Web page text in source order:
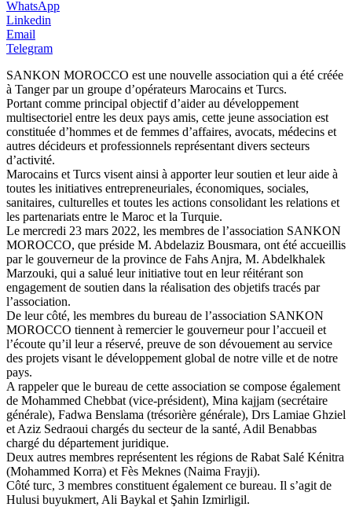
WhatsApp
Linkedin
Email
Telegram
SANKON MOROCCO est une nouvelle association qui a été créée
à Tanger par un groupe d’opérateurs Marocains et Turcs.
Portant comme principal objectif d’aider au développement
multisectoriel entre les deux pays amis, cette jeune association est
constituée d’hommes et de femmes d’affaires, avocats, médecins et
autres décideurs et professionnels représentant divers secteurs
d’activité.
Marocains et Turcs visent ainsi à apporter leur soutien et leur aide à
toutes les initiatives entrepreneuriales, économiques, sociales,
sanitaires, culturelles et toutes les actions consolidant les relations et
les partenariats entre le Maroc et la Turquie.
Le mercredi 23 mars 2022, les membres de l’association SANKON
MOROCCO, que préside M. Abdelaziz Bousmara, ont été accueillis
par le gouverneur de la province de Fahs Anjra, M. Abdelkhalek
Marzouki, qui a salué leur initiative tout en leur réitérant son
engagement de soutien dans la réalisation des objetifs tracés par
l’association.
De leur côté, les membres du bureau de l’association SANKON
MOROCCO tiennent à remercier le gouverneur pour l’accueil et
l’écoute qu’il leur a réservé, preuve de son dévouement au service
des projets visant le développement global de notre ville et de notre
pays.
A rappeler que le bureau de cette association se compose également
de Mohammed Chebbat (vice-président), Mina kajjam (secrétaire
générale), Fadwa Benslama (trésorière générale), Drs Lamiae Ghziel
et Aziz Sedraoui chargés du secteur de la santé, Adil Benabbas
chargé du département juridique.
Deux autres membres représentent les régions de Rabat Salé Kénitra
(Mohammed Korra) et Fès Meknes (Naima Frayji).
Côté turc, 3 membres constituent également ce bureau. Il s’agit de
Hulusi buyukmert, Ali Baykal et Şahin Izmirligil.